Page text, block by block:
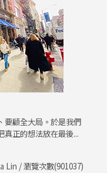
要顧全大局。於是我們
真正的想法放在最後...
Lin / 瀏覽次數(901037)